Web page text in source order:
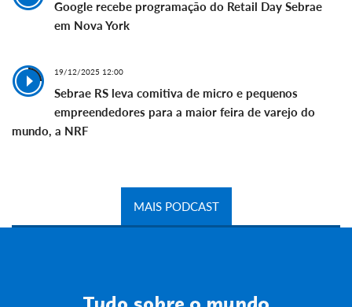
Google recebe programação do Retail Day Sebrae
em Nova York
19/12/2025 12:00
Sebrae RS leva comitiva de micro e pequenos
empreendedores para a maior feira de varejo do
mundo, a NRF
MAIS PODCAST